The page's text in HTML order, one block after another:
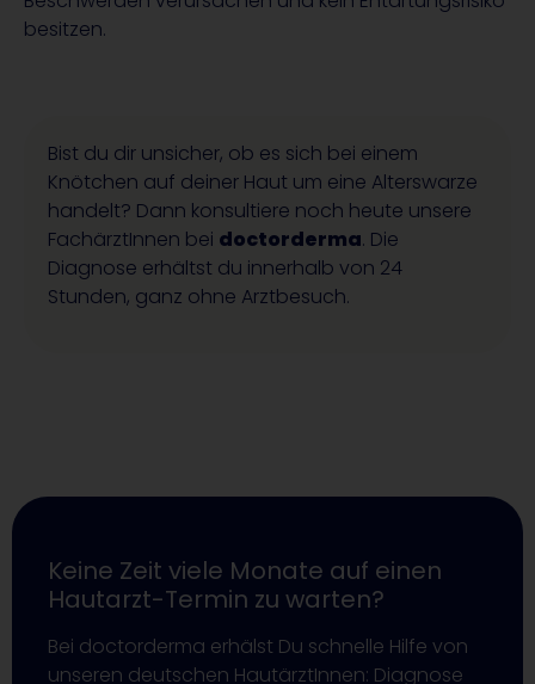
besitzen.
Bist du dir unsicher, ob es sich bei einem
Knötchen auf deiner Haut um eine Alterswarze
handelt? Dann konsultiere noch heute unsere
FachärztInnen bei doctorderma. Die
Diagnose erhältst du innerhalb von 24
Stunden, ganz ohne Arztbesuch.
Keine Zeit viele Monate auf einen
Hautarzt-Termin zu warten?
Bei doctorderma erhälst Du schnelle Hilfe von
unseren deutschen HautärztInnen: Diagnose